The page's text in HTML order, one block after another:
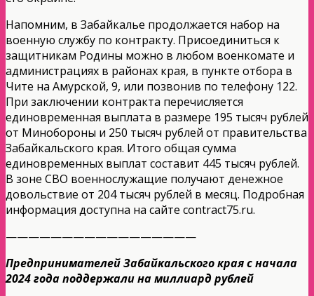
Напомним, в Забайкалье продолжается набор на
военную службу по контракту. Присоединиться к
защитникам Родины можно в любом военкомате и
администрациях в районах края, в пункте отбора в
Чите на Амурской, 9, или позвонив по телефону 122.
При заключении контракта перечисляется
единовременная выплата в размере 195 тысяч рублей
от Минобороны и 250 тысяч рублей от правительства
Забайкальского края. Итого общая сумма
единовременных выплат составит 445 тысяч рублей.
В зоне СВО военнослужащие получают денежное
довольствие от 204 тысяч рублей в месяц. Подробная
информация доступна на сайте contract75.ru.
—————————————————
Предпринимателей Забайкальского края с начала
2024 года поддержали на миллиард рублей